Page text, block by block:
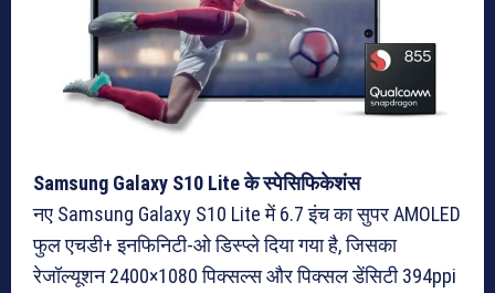
Samsung Galaxy S10 Lite के स्पेसिफिकेशंस
नए Samsung Galaxy S10 Lite में 6.7 इंच का सुपर AMOLED
फुल एचडी+ इनफिनिटी-ओ डिस्प्ले दिया गया है, जिसका
रेजॉल्यूशन 2400×1080 पिक्सल्स और पिक्सल डेंसिटी 394ppi